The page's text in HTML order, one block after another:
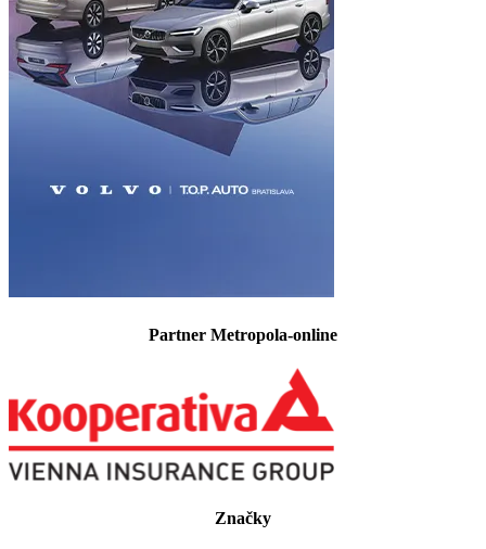
Partner Metropola-online
Značky